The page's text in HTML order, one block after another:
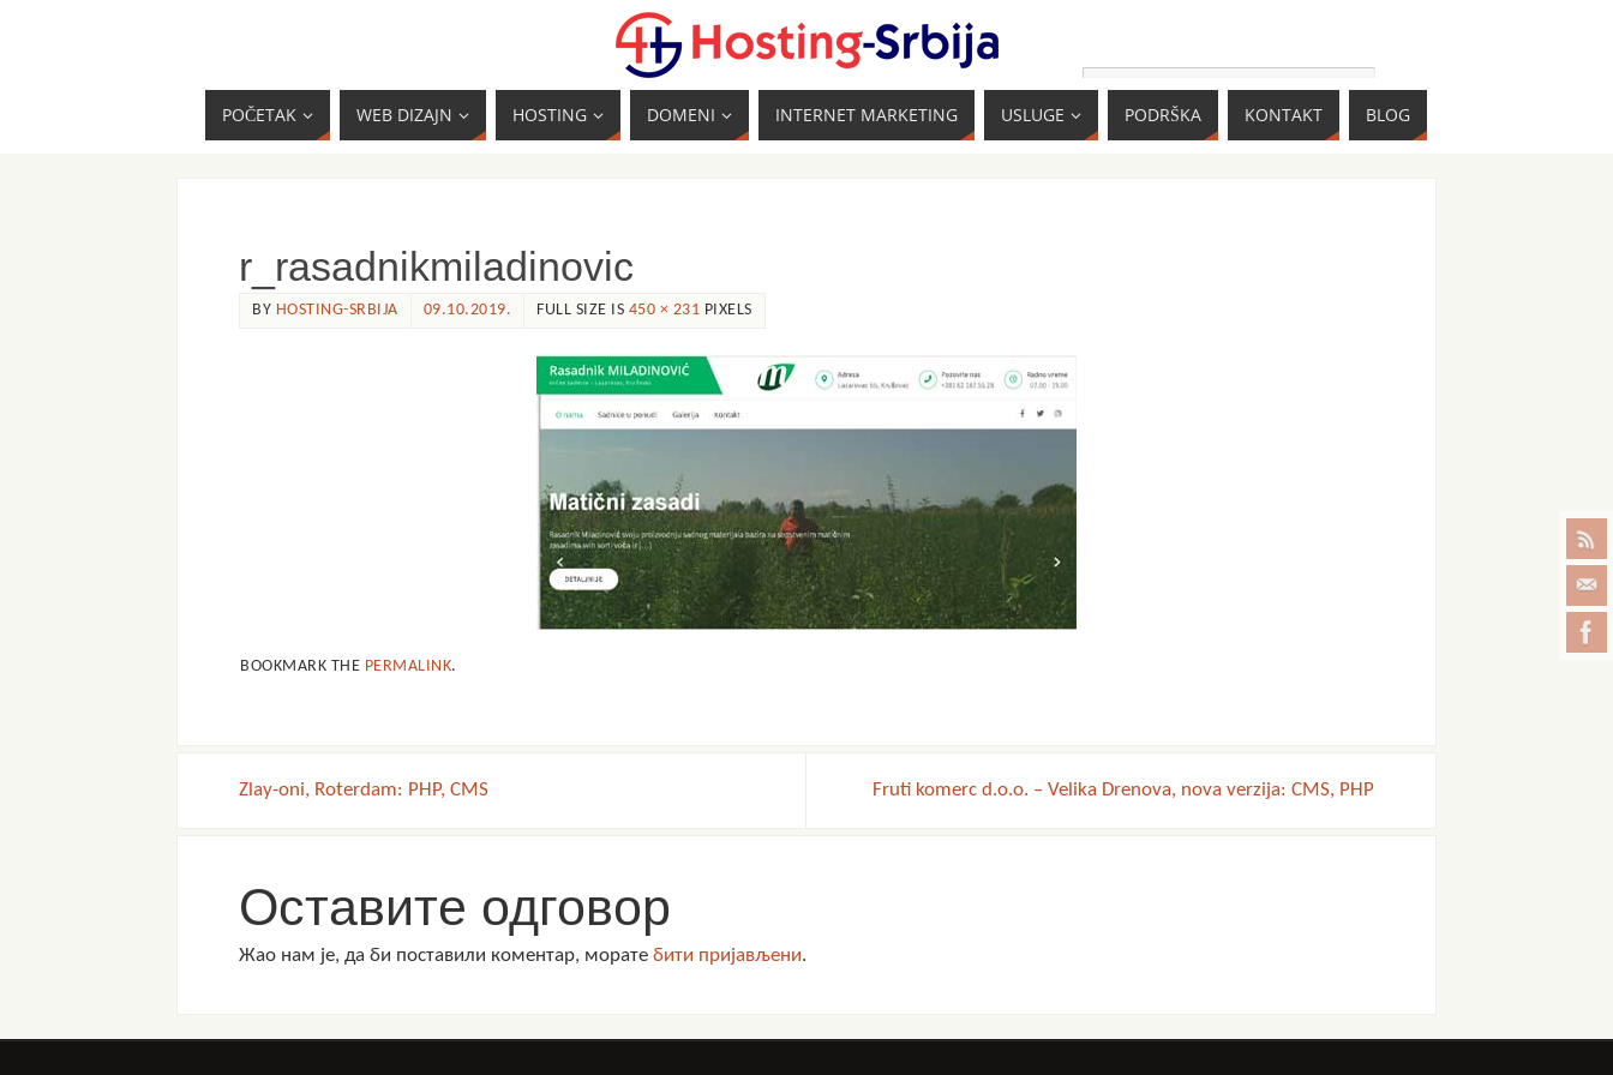
BLOG
KONTAKT
PODRŠKA
USLUGE
INTERNET MARKETING
DOMENI
HOSTING
WEB DIZAJN
POČETAK
r_rasadnikmiladinovic
BY HOSTING-SRBIJA 09.10.2019. FULL SIZE IS 450 × 231 PIXELS
BOOKMARK THE PERMALINK.
Zlay-oni, Roterdam: PHP, CMS Fruti komerc d.o.o. – Velika Drenova, nova verzija: CMS, PHP
Оставите одговор
Жао нам је, да би поставили коментар, морате бити пријављени.